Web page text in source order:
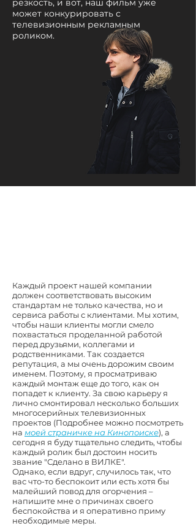
резкость, и вот, наш фильм уже
может конкурировать с
телевизионным рекламным
роликом.
Каждый проект нашей компании
должен соответствовать высоким
стандартам не только качества, но и
сервиса работы с клиентами. Мы хотим,
чтобы наши клиенты могли смело
похвастаться проделанной работой
перед друзьями, коллегами и
родственниками. Так создается
репутация, а мы очень дорожим своим
именем. Поэтому, я просматриваю
каждый монтаж еще до того, как он
попадет к клиенту. За свою карьеру я
лично смонтировал несколько больших
многосерийных телевизионных
проектов (Подробнее можно посмотреть
на моей страничке на Кинопоиске), а
сегодня я буду тщательно следить, чтобы
каждый ролик был достоин носить
звание "Сделано в ВИЛКЕ".
Однако, если вдруг, случилось так, что
вас что-то беспокоит или есть хотя бы
малейший повод для огорчения –
напишите мне о причинах своего
беспокойства и я оперативно приму
необходимые меры.